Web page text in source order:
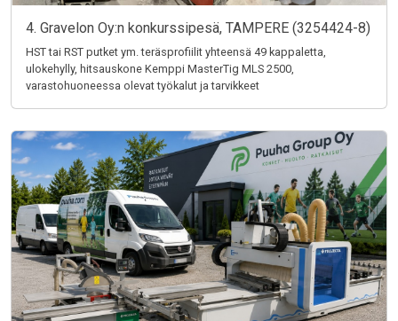
4. Gravelon Oy:n konkurssipesä, TAMPERE (3254424-8)
HST tai RST putket ym. teräsprofiilit yhteensä 49 kappaletta,
ulokehylly, hitsauskone Kemppi MasterTig MLS 2500,
varastohuoneessa olevat työkalut ja tarvikkeet